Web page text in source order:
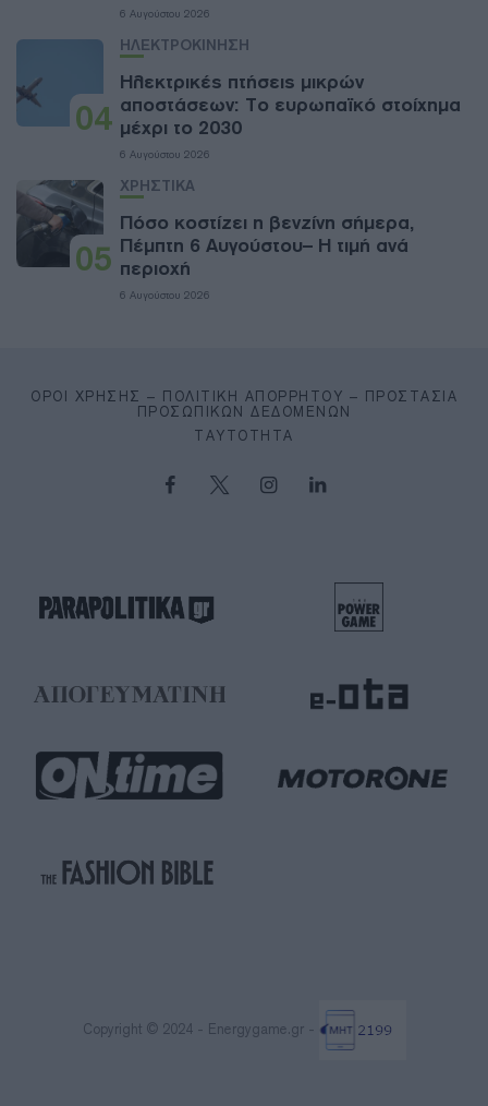
6 Αυγούστου 2026
04
ΗΛΕΚΤΡΟΚΙΝΗΣΗ
Ηλεκτρικές πτήσεις μικρών
αποστάσεων: Το ευρωπαϊκό στοίχημα
μέχρι το 2030
6 Αυγούστου 2026
05
ΧΡΗΣΤΙΚΑ
Πόσο κοστίζει η βενζίνη σήμερα,
Πέμπτη 6 Αυγούστου– Η τιμή ανά
περιοχή
6 Αυγούστου 2026
ΌΡΟΙ ΧΡΉΣΗΣ – ΠΟΛΙΤΙΚΉ ΑΠΟΡΡΉΤΟΥ – ΠΡΟΣΤΑΣΊΑ
ΠΡΟΣΩΠΙΚΏΝ ΔΕΔΟΜΈΝΩΝ
ΤΑΥΤΌΤΗΤΑ
Copyright © 2024 - Energygame.gr -